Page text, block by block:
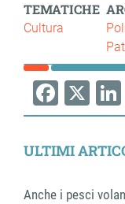
TEMATICHE
Cultura
X
ULTIMI
Anche i pesci